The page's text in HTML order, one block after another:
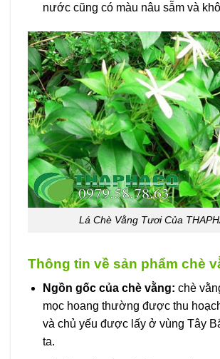
nước cũng có màu nâu sẫm và
Lá Chè Vằng Tươi Của
Thông tin về sản phẩm chè
Ngồn gốc của chè vằng: chè
mọc hoang thường được thu
và chủ yếu được lấy ở vùng Tây
ta.